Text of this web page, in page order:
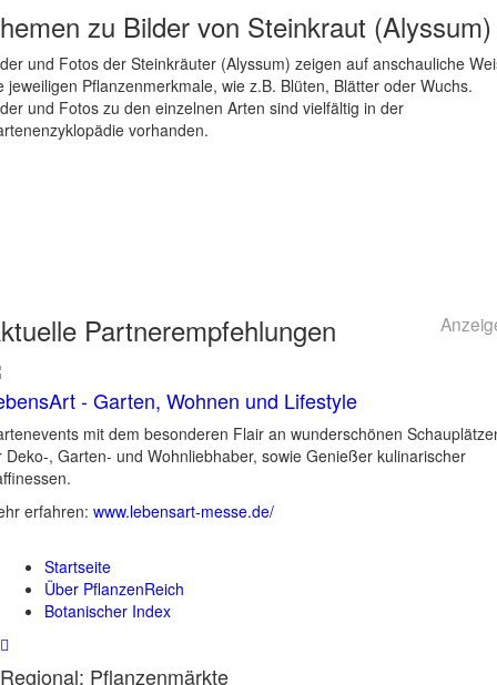
zu Bilder von Steinkraut (Alyssum)
und Fotos der Steinkräuter (Alyssum) zeigen auf anschauliche
jeweiligen Pflanzenmerkmale, wie z.B. Blüten, Blätter oder Wuchs.
und Fotos zu den einzelnen Arten sind vielfältig in der
vorhanden.
Partnerempfehlungen
- Garten, Wohnen und Lifestyle
mit dem besonderen Flair an wunderschönen
Deko-, Garten- und Wohnliebhaber, sowie Genießer kulinarischer
erfahren: www.lebensart-messe.de/
Startseite
Über PflanzenReich
Botanischer Index
Regional: Pflanzenmärkte